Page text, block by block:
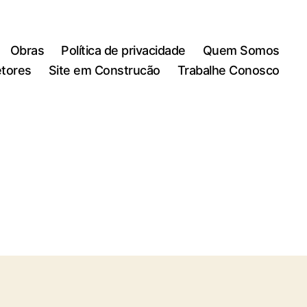
Obras Política de privacidade
Quem Somos
Site em Construcão Trabalhe Conosco